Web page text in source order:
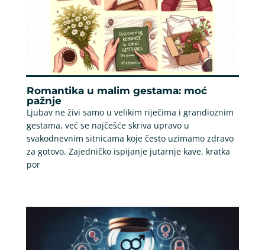
Romantika u malim gestama: moć
pažnje
Ljubav ne živi samo u velikim riječima i grandioznim
gestama, već se najčešće skriva upravo u
svakodnevnim sitnicama koje često uzimamo zdravo
za gotovo. Zajedničko ispijanje jutarnje kave, kratka
por